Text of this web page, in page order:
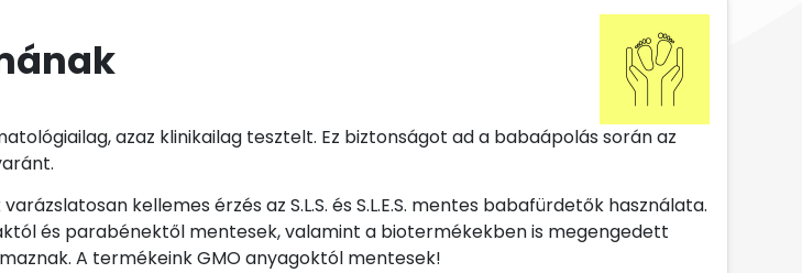
azaz klinikailag tesztelt. Ez biztonságot ad a babaápolás során az
kellemes érzés az S.L.S. és S.L.E.S. mentes babafürdetők használata.
és parabénektől mentesek, valamint a biotermékekben is megengedett
A termékeink GMO anyagoktól mentesek!